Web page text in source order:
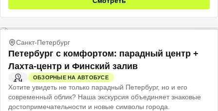
Санкт-Петербург
Петербург с комфортом: парадный центр +
Лахта-центр и Финский залив
4 Ч
ОБЗОРНЫЕ НА АВТОБУСЕ
Хотите увидеть не только парадный Петербург, но и его
современный облик? Наша экскурсия объединяет знаковые
достопримечательности и новые символы города.